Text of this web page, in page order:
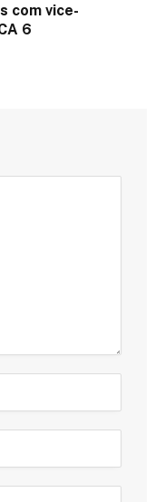
com vice-
6